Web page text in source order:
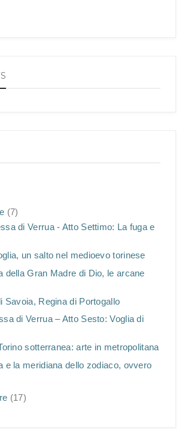
(7)
di Verrua - Atto Settimo: La fuga e
un salto nel medioevo torinese
della Gran Madre di Dio, le arcane
Savoia, Regina di Portogallo
di Verrua – Atto Sesto: Voglia di
sotterranea: arte in metropolitana
e la meridiana dello zodiaco, ovvero
(17)